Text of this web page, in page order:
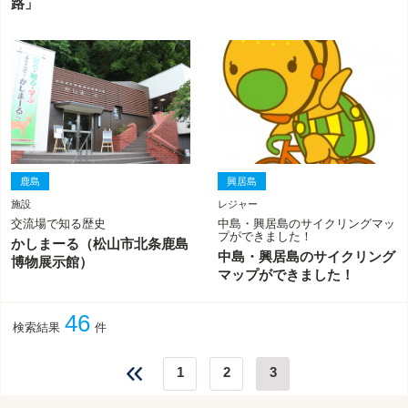
路」
鹿島
施設
交流場で知る歴史
かしまーる（松山市北条鹿島
博物展示館）
興居島
レジャー
中島・興居島のサイクリングマッ
プができました！
中島・興居島のサイクリング
マップができました！
検索結果 46 件
1 2 3